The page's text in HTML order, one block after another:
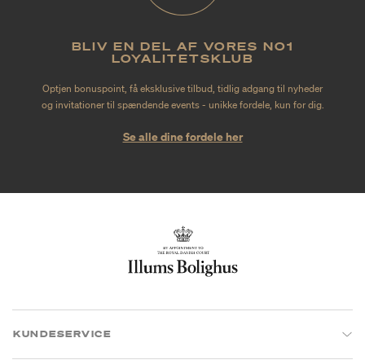
BLIV EN DEL AF VORES NO1
LOYALITETSKLUB
Optjen bonuspoint, få eksklusive tilbud, tidlig adgang til nyheder
og invitationer til spændende events - unikke fordele, kun for dig.
Se alle dine fordele her
KUNDESERVICE